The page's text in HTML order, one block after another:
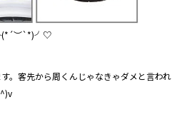
╰(*´︶`*)╯♡
。客先から周くんじゃなきゃダメと言われ